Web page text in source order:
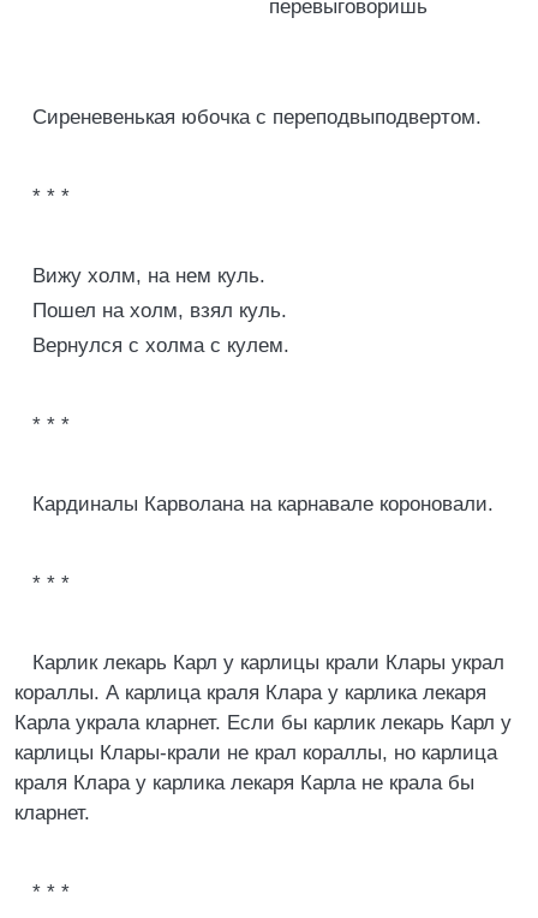
перевыговоришь
Сиреневенькая юбочка с переподвыподвертом.
* * *
Вижу холм, на нем куль.
Пошел на холм, взял куль.
Вернулся с холма с кулем.
* * *
Кардиналы Карволана на карнавале короновали.
* * *
Карлик лекарь Карл у карлицы крали Клары украл
кораллы. А карлица краля Клара у карлика лекаря
Карла украла кларнет. Если бы карлик лекарь Карл у
карлицы Клары-крали не крал кораллы, но карлица
краля Клара у карлика лекаря Карла не крала бы
кларнет.
* * *